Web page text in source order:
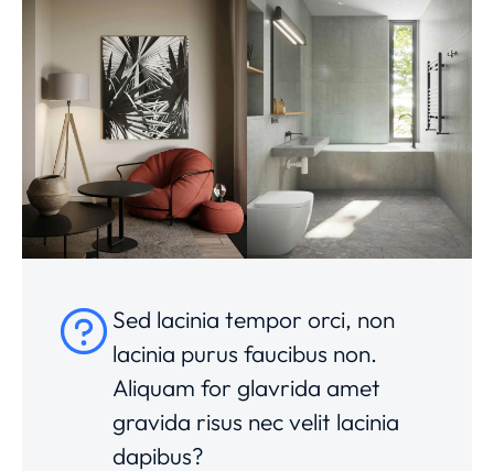
Sed lacinia tempor orci, non
lacinia purus faucibus non.
Aliquam for glavrida amet
gravida risus nec velit lacinia
dapibus?